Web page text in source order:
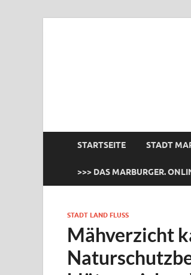
STARTSEITE STADT
>>> DAS MARBURGER.
STADT LAND FLUSS
Mähverzicht